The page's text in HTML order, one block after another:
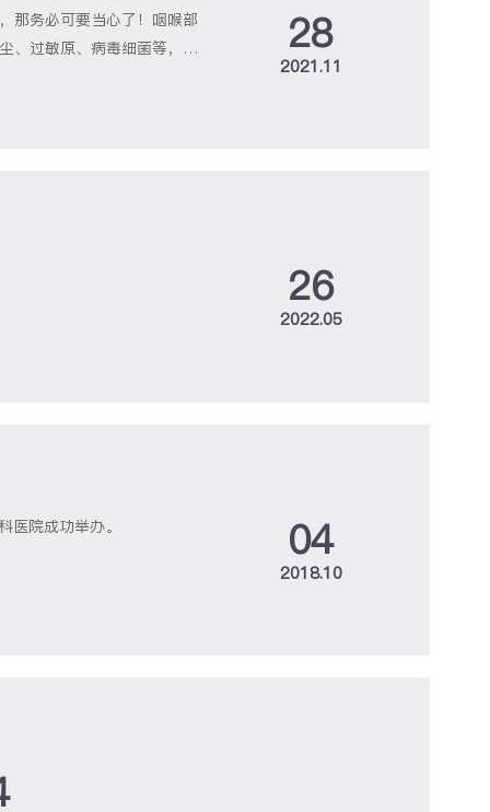
那务必可要当心了！咽喉部
、过敏原、病毒细菌等，在
28
2021.11
26
2022.05
院成功举办。 04
2018.10